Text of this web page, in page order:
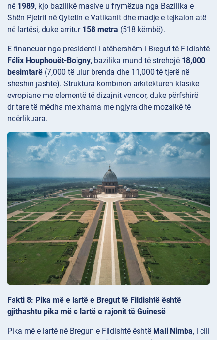
në 1989, kjo bazilikë masive u frymëzua nga Bazilika e
Shën Pjetrit në Qytetin e Vatikanit dhe madje e tejkalon atë
në lartësi, duke arritur 158 metra (518 këmbë).
E financuar nga presidenti i atëhershëm i Bregut të Fildishtë
Félix Houphouët-Boigny, bazilika mund të strehojë 18,000
besimtarë (7,000 të ulur brenda dhe 11,000 të tjerë në
sheshin jashtë). Struktura kombinon arkitekturën klasike
evropiane me elementë të dizajnit vendor, duke përfshirë
dritare të mëdha me xhama me ngjyra dhe mozaikë të
ndërlikuara.
Fakti 8: Pika më e lartë e Bregut të Fildishtë është
gjithashtu pika më e lartë e rajonit të Guinesë
Pika më e lartë në Bregun e Fildishtë është Mali Nimba, i cili